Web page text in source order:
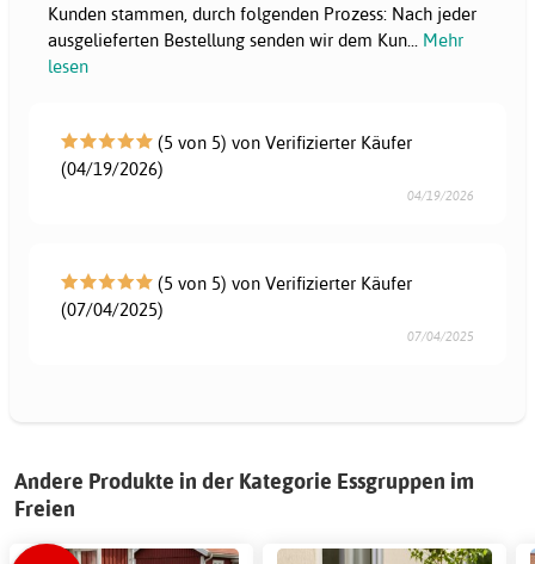
Kunden stammen, durch folgenden Prozess: Nach jeder
ausgelieferten Bestellung senden wir dem Kun... Mehr
lesen
(5 von 5) von Verifizierter Käufer
(04/19/2026)
04/19/2026
(5 von 5) von Verifizierter Käufer
(07/04/2025)
07/04/2025
Andere Produkte in der Kategorie Essgruppen im
Freien